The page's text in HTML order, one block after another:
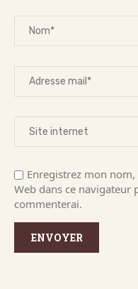
Enregistrez mon
Web dans ce navigateur
commenterai.